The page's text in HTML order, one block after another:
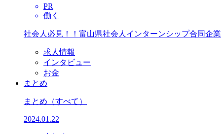
PR
働く
社会人必見！！富山県社会人インターンシップ合同企
求人情報
インタビュー
お金
まとめ
まとめ （すべて）
2024.01.22